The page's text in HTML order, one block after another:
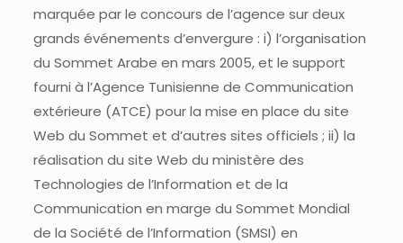
marquée par le concours de l’agence sur deux
grands événements d’envergure : i) l’organisation
du Sommet Arabe en mars 2005, et le support
fourni à l’Agence Tunisienne de Communication
extérieure (ATCE) pour la mise en place du site
Web du Sommet et d’autres sites officiels ; ii) la
réalisation du site Web du ministère des
Technologies de l’Information et de la
Communication en marge du Sommet Mondial
de la Société de l’Information (SMSI) en